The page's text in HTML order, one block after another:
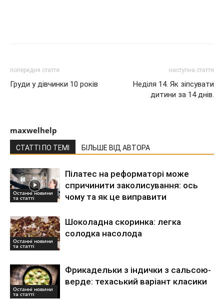
попередня стаття
Груди у дівчинки 10 років
наступна стаття
Неділя 14. Як зіпсувати
дитини за 14 днів.
maxwelhelp
СТАТТІ ПО ТЕМІ БІЛЬШЕ ВІД АВТОРА
Останні новини
та статті
Пілатес на реформаторі може
спричинити заколисування: ось
чому та як це виправити
Останні новини
та статті
Шоколадна скоринка: легка
солодка насолода
Останні новини
та статті
Фрикадельки з індички з сальсою-
верде: техаський варіант класики